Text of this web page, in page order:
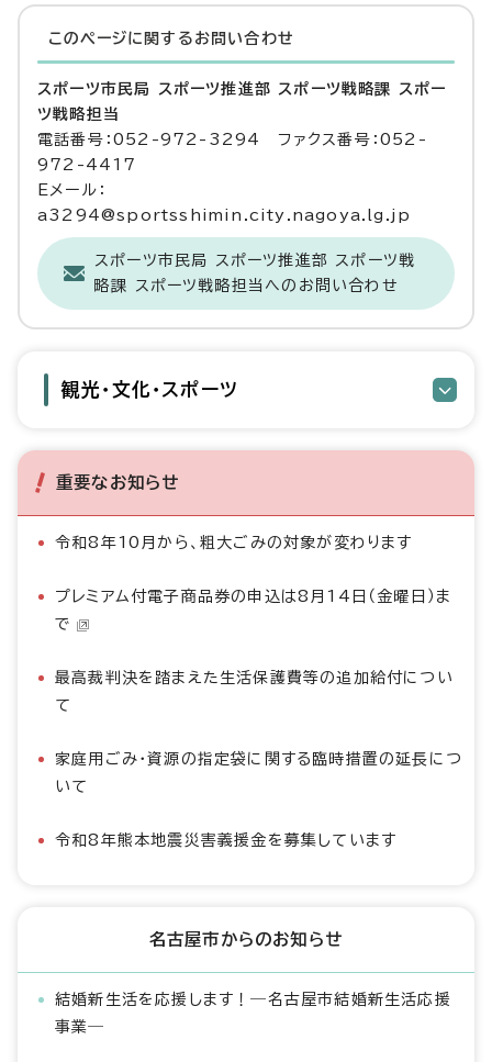
このページに関する お問い合わせ
スポーツ市民局 スポーツ推進部 スポーツ戦略課 スポー
ツ戦略担当
電話番号：052-972-3294 ファクス番号：052-
972-4417
Eメール：
a3294@sportsshimin.city.nagoya.lg.jp
スポーツ市民局 スポーツ推進部 スポーツ戦
略課 スポーツ戦略担当へのお問い合わせ
観光・文化・スポーツ
重要なお知らせ
令和8年10月から、粗大ごみの対象が変わります
プレミアム付電子商品券の申込は8月14日（金曜日）ま
で
最高裁判決を踏まえた生活保護費等の追加給付につい
て
家庭用ごみ・資源の指定袋に関する臨時措置の延長につ
いて
令和8年熊本地震災害義援金を募集しています
名古屋市からのお知らせ
結婚新生活を応援します！―名古屋市結婚新生活応援
事業―